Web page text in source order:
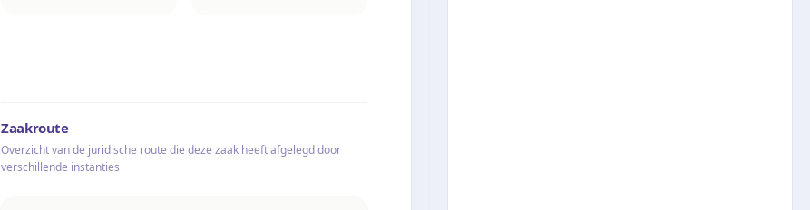
Zaakroute
Overzicht van de juridische route die deze zaak heeft afgelegd door
verschillende instanties